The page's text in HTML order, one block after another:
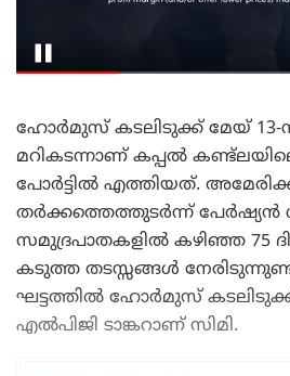
ഹോർമുസ് കടലിടുക്ക് മേയ് 13-
മറികടന്നാണ് കപ്പൽ
പോർട്ടിൽ എത്തിയത്.
തർക്കത്തെത്തുടർന്ന് പേർഷ്യൻ
സമുദ്രപാതകളിൽ കഴിഞ്ഞ 75
കടുത്ത തടസ്സങ്ങൾ
ഘട്ടത്തിൽ ഹോർമുസ്
എൽപിജി ടാങ്കറാണ് സിമി.